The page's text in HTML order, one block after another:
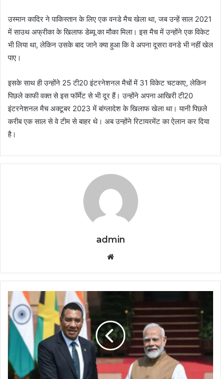
उस्मान कादिर ने पाकिस्तान के लिए एक वनडे मैच खेला था, जब उन्हें साल 2021
में साउथ अफ्रीका के खिलाफ डेब्यू का मौका मिला। इस मैच में उन्होंने एक विकेट
भी लिया था, लेकिन उसके बाद जाने क्या हुआ कि वे अपना दूसरा वनडे भी नहीं खेल
पाए।
इसके साथ ही उन्होंने 25 टी20 इंटरनेशनल मैचों में 31 विकेट चटकाए, लेकिन
पिछले काफी वक्त से इस फॉर्मेट से भी दूर हैं। उन्होंने अपना आखिरी टी20
इंटरनेशनल मैच अक्टूबर 2023 में बांग्लादेश के खिलाफ खेला था। यानी पिछले
करीब एक साल से वे टीम से बाहर थे। अब उन्होंने रिटायरमेंट का ऐलान कर दिया
है।
admin